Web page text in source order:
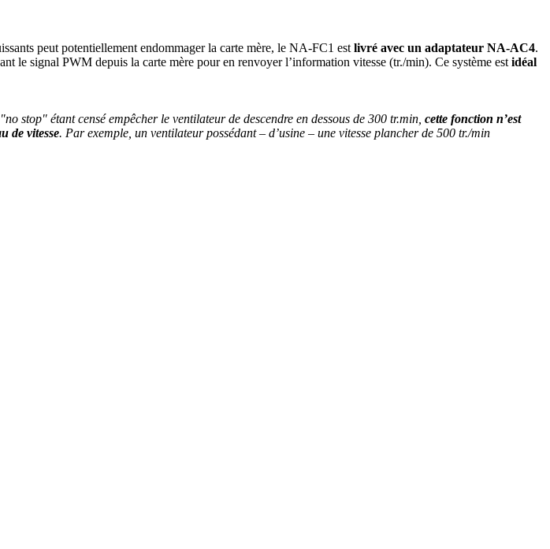
peut potentiellement endommager la carte mère, le NA-FC1 estlivré avec un adaptateur NA-AC4.
le signal PWM depuis la carte mère pour en renvoyer l’information vitesse (tr./min). Ce système estidéal
stop" étant censé empêcher le ventilateur de descendre en dessous de 300 tr.min, cette fonction n’est
de vitesse. Par exemple, un ventilateur possédant – d’usine – une vitesse plancher de 500 tr./min